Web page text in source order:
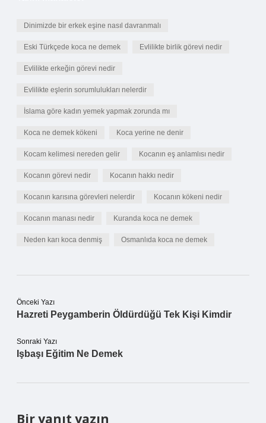
Dinimizde bir erkek eşine nasıl davranmalı
Eski Türkçede koca ne demek Evlilikte birlik görevi nedir
Evlilikte erkeğin görevi nedir
Evlilikte eşlerin sorumlulukları nelerdir
İslama göre kadın yemek yapmak zorunda mı
Koca ne demek kökeni Koca yerine ne denir
Kocam kelimesi nereden gelir Kocanın eş anlamlısı nedir
Kocanın görevi nedir Kocanın hakkı nedir
Kocanın karısına görevleri nelerdir Kocanın kökeni nedir
Kocanın manası nedir Kuranda koca ne demek
Neden karı koca denmiş Osmanlıda koca ne demek
Önceki Yazı
Hazreti Peygamberin Öldürdüğü Tek Kişi Kimdir
Sonraki Yazı
Işbaşı Eğitim Ne Demek
Bir yanıt yazın